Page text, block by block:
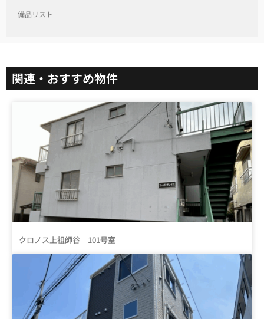
備品リスト
関連・おすすめ物件
クロノス上祖師谷 101号室